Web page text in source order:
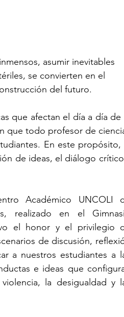
asumir inevitables
se convierten en el
del futuro.
que afectan el día a día de
que todo profesor de
En este propósito,
de ideas, el diálogo
Académico UNCOLI
realizado en el
el honor y el privilegio
de discusión,
a nuestros estudiantes a
e ideas que
la desigualdad y